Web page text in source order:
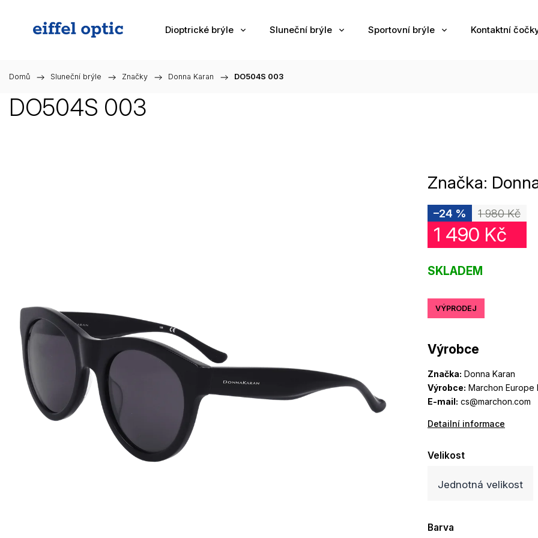
Dioptrické brýle Sluneční brýle Sportovní brýle Kontaktní
Domů / Sluneční brýle / Značky / Donna Karan / DO504S 003
DO504S 003
Značka:
1 980 Kč
–24 %
1 490 Kč
Výrobce
Značka: Donna Karan
Výrobce: Marchon Europe
E-mail: cs@marchon.com
Detailní informace
VÝPRODEJ
Velikost
Jednotná velikost
Barva
SKLADEM